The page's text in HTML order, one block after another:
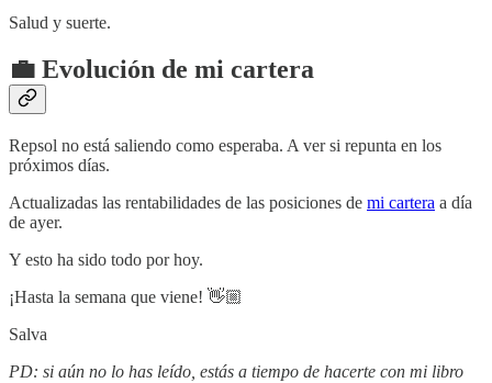
Salud y suerte.
💼 Evolución de mi cartera
Repsol no está saliendo como esperaba. A ver si repunta en los
próximos días.
Actualizadas las rentabilidades de las posiciones de mi cartera a día
de ayer.
Y esto ha sido todo por hoy.
¡Hasta la semana que viene! 👋🏼
Salva
PD: si aún no lo has leído, estás a tiempo de hacerte con mi libro